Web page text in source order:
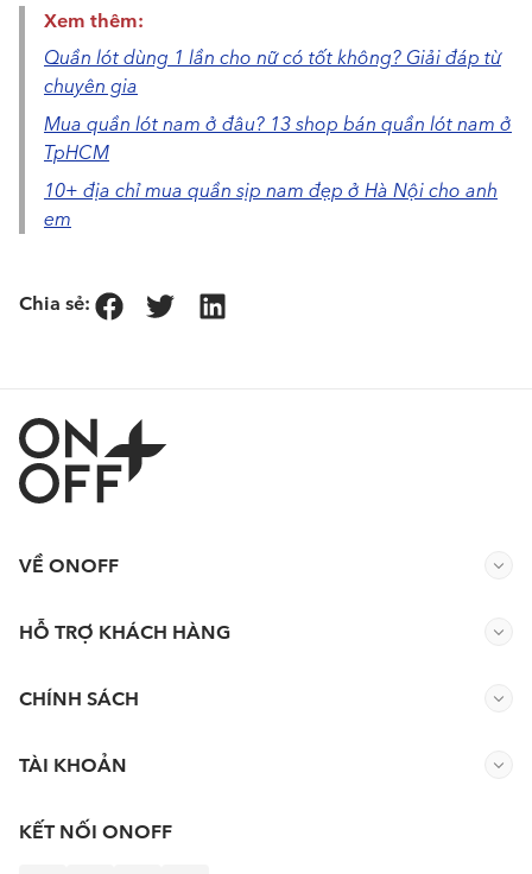
Xem thêm:
Quần lót dùng 1 lần cho nữ có tốt không? Giải đáp từ
chuyên gia
Mua quần lót nam ở đâu? 13 shop bán quần lót nam ở
TpHCM
10+ địa chỉ mua quần sịp nam đẹp ở Hà Nội cho anh
em
Chia sẻ:
HỖ TRỢ KHÁCH HÀNG
TÀI KHOẢN
CHÍNH SÁCH
VỀ ONOFF
KẾT NỐI ONOFF